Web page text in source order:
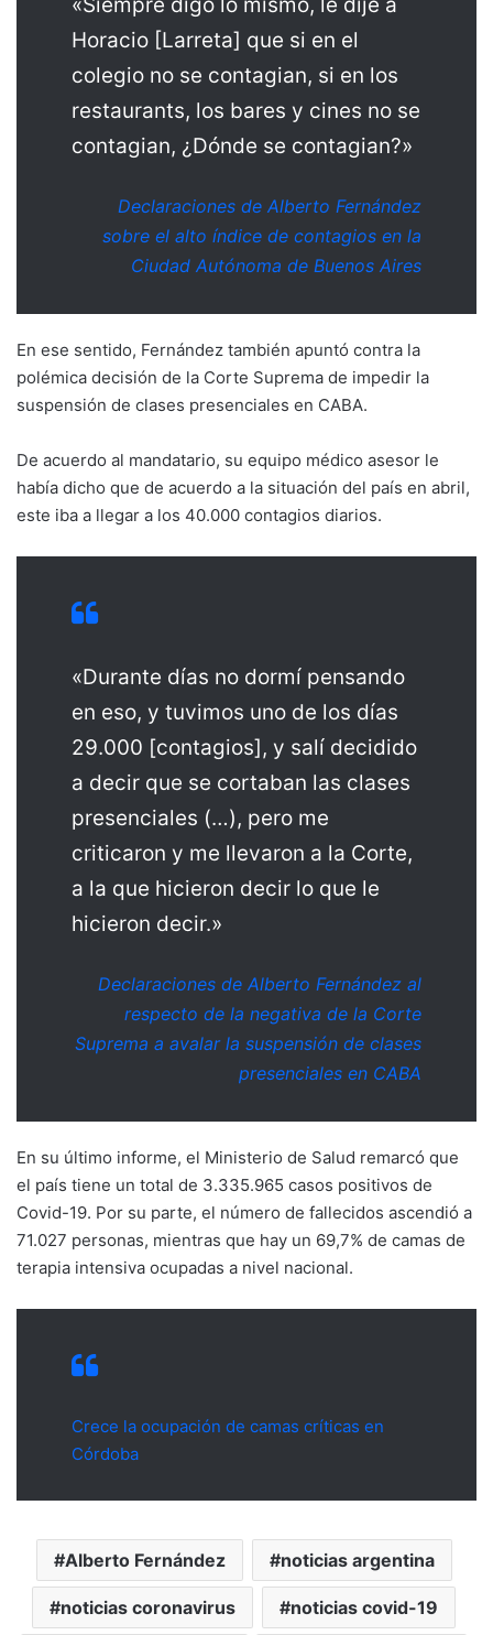
«Siempre digo lo mismo, le dije a
Horacio [Larreta] que si en el
colegio no se contagian, si en los
restaurants, los bares y cines no se
contagian, ¿Dónde se contagian?»
Declaraciones de Alberto Fernández
sobre el alto índice de contagios en la
Ciudad Autónoma de Buenos Aires
En ese sentido, Fernández también apuntó contra la
polémica decisión de la Corte Suprema de impedir la
suspensión de clases presenciales en CABA.
De acuerdo al mandatario, su equipo médico asesor le
había dicho que de acuerdo a la situación del país en abril,
este iba a llegar a los 40.000 contagios diarios.
«Durante días no dormí pensando
en eso, y tuvimos uno de los días
29.000 [contagios], y salí decidido
a decir que se cortaban las clases
presenciales (…), pero me
criticaron y me llevaron a la Corte,
a la que hicieron decir lo que le
hicieron decir.»
Declaraciones de Alberto Fernández al
respecto de la negativa de la Corte
Suprema a avalar la suspensión de clases
presenciales en CABA
En su último informe, el Ministerio de Salud remarcó que
el país tiene un total de 3.335.965 casos positivos de
Covid-19. Por su parte, el número de fallecidos ascendió a
71.027 personas, mientras que hay un 69,7% de camas de
terapia intensiva ocupadas a nivel nacional.
Crece la ocupación de camas críticas en
Córdoba
Alberto Fernández noticias argentina
noticias coronavirus noticias covid-19